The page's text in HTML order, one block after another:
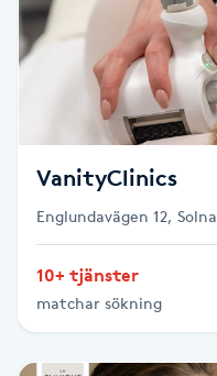
LED-ljusterapi
LPG
LPG-behandling
LPG-massage
Luggklippning
VanityClinics
Englundavägen 12, Solna
10+ tjänster
matchar sökning